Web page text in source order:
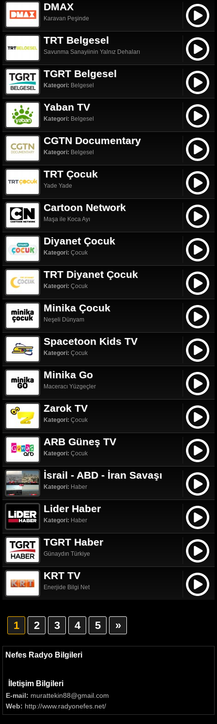
DMAX
Karavan Peşinde
TRT Belgesel
Savunma Sanayiinin Yalnız Dehaları
TGRT Belgesel
Kategori: Belgesel
Yaban TV
Kategori: Belgesel
CGTN Documentary
Kategori: Belgesel
TRT Çocuk
Yade Yade
Cartoon Network
Maşa ile Koca Ayı
Diyanet Çocuk
Kategori: Çocuk
TRT Diyanet Çocuk
Kategori: Çocuk
Minika Çocuk
Neşeli Dünyam
Spacetoon Kids TV
Kategori: Çocuk
Minika Go
Maceracı Yüzgeçler
Zarok TV
Kategori: Çocuk
ARB Güneş TV
Kategori: Çocuk
İsrail - ABD - İran Savaşı
Kategori: Haber
Lider Haber
Kategori: Haber
TGRT Haber
Günaydın Türkiye
KRT TV
Enerjide Bilgi Net
1 2 3 4 5 »
Nefes Radyo Bilgileri
İletişim Bilgileri
E-mail: murattekin88@gmail.com
Web: http://www.radyonefes.net/